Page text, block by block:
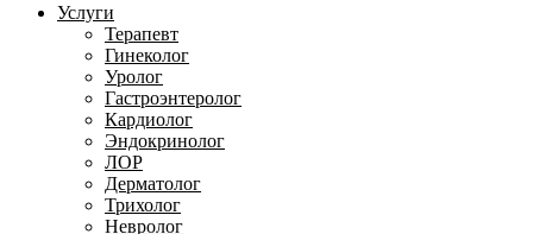
Услуги
Терапевт
Гинеколог
Уролог
Гастроэнтеролог
Кардиолог
Эндокринолог
ЛОР
Дерматолог
Трихолог
Невролог